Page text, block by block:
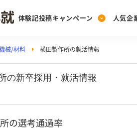
体験記投稿キャンペーン
Post
投稿する
人気企
Ranking
ランキングを見る
PickUp
注目の企業特集
械/材料 横田製作所の就活情報
の新卒採用・就活情報
の選考通過率